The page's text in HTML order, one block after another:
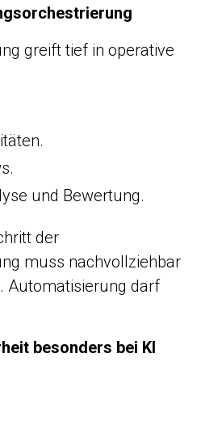
greift tief in operative
und Bewertung.
der
muss nachvollziehbar
Automatisierung darf
besonders bei KI